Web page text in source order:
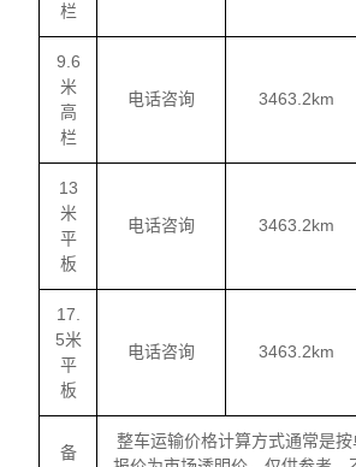
栏
9.6
米
高
栏
电话咨询 3463.2km
13
米
平
板
电话咨询 3463.2km
17.
5米
平
板
电话咨询 3463.2km
备
整车运输价格计算方式通常是